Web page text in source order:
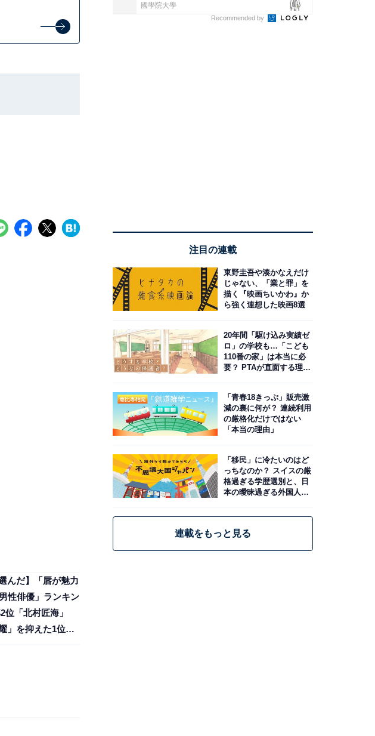
んだ】「唇が魅力
性俳優」ランキン
位「北村匠海」
」を抑えた1位
國學院大學
Recommended by
注目の連載
東野圭吾や湊かなえだけ
じゃない、「業と罪」を
描く『映画ちいかわ』か
ら強く連想した映画8選
20年間「駆け込み実績ゼ
ロ」の学校も…「こども
110番の家」は本当に必
要？ PTAが直面する理想
「青春18きっぷ」販売激
減の裏に何が？ 連続利用
の厳格化だけではない
「本当の理由」
「移民」に冷たいのはど
っちなのか？ スイスの厳
格過ぎる学歴選別と、日
本の曖昧過ぎる外国人政
連載をもっと見る